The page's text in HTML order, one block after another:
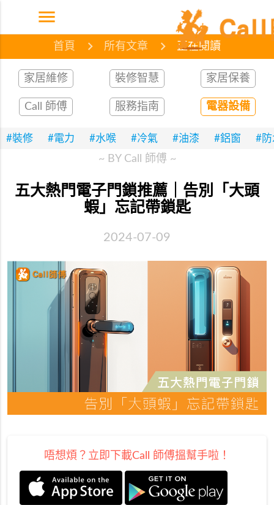
menu 文章
首頁 所有文章 正在閱讀
家居維修 裝修智慧 家居保養
Call 師傅 服務指南 電器設備
#裝修 #電力 #水喉 #冷氣 #油漆 #鋁窗 #防
~ BY Call 師傅 ~
五大熱門電子門鎖推薦｜告別「大頭
蝦」忘記帶鎖匙
2024-07-09
唔想煩？立即下載Call 師傅搵幫手啦！